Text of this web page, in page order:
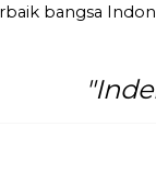
bangsa